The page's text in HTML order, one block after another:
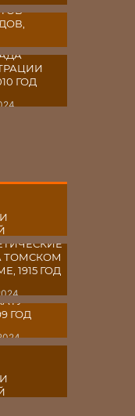
ГОД
ТОМСКОМ
1915 ГОД
―
ГОД